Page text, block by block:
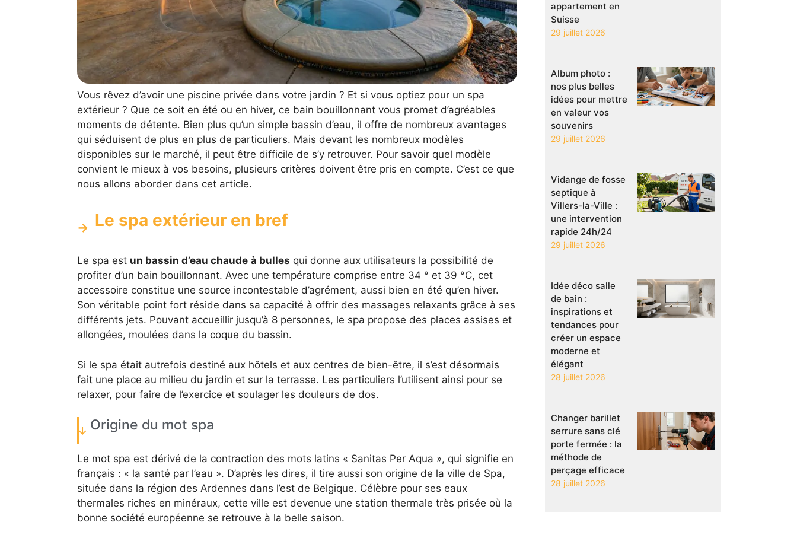
Vous rêvez d’avoir une piscine privée dans votre jardin ? Et si vous optiez pour un spa
extérieur ? Que ce soit en été ou en hiver, ce bain bouillonnant vous promet d’agréables
moments de détente. Bien plus qu’un simple bassin d’eau, il offre de nombreux avantages
qui séduisent de plus en plus de particuliers. Mais devant les nombreux modèles
disponibles sur le marché, il peut être difficile de s’y retrouver. Pour savoir quel modèle
convient le mieux à vos besoins, plusieurs critères doivent être pris en compte. C’est ce que
nous allons aborder dans cet article.
Le spa extérieur en bref
Le spa est un bassin d’eau chaude à bulles qui donne aux utilisateurs la possibilité de
profiter d’un bain bouillonnant. Avec une température comprise entre 34 ° et 39 °C, cet
accessoire constitue une source incontestable d’agrément, aussi bien en été qu’en hiver.
Son véritable point fort réside dans sa capacité à offrir des massages relaxants grâce à ses
différents jets. Pouvant accueillir jusqu’à 8 personnes, le spa propose des places assises et
allongées, moulées dans la coque du bassin.
Si le spa était autrefois destiné aux hôtels et aux centres de bien-être, il s’est désormais
fait une place au milieu du jardin et sur la terrasse. Les particuliers l’utilisent ainsi pour se
relaxer, pour faire de l’exercice et soulager les douleurs de dos.
Origine du mot spa
Le mot spa est dérivé de la contraction des mots latins « Sanitas Per Aqua », qui signifie en
français : « la santé par l’eau ». D’après les dires, il tire aussi son origine de la ville de Spa,
située dans la région des Ardennes dans l’est de Belgique. Célèbre pour ses eaux
thermales riches en minéraux, cette ville est devenue une station thermale très prisée où la
bonne société européenne se retrouve à la belle saison.
appartement en
Suisse
29 juillet 2026
Album photo :
nos plus belles
idées pour mettre
en valeur vos
souvenirs
29 juillet 2026
Vidange de fosse
septique à
Villers-la-Ville :
une intervention
rapide 24h/24
29 juillet 2026
Idée déco salle
de bain :
inspirations et
tendances pour
créer un espace
moderne et
élégant
28 juillet 2026
Changer barillet
serrure sans clé
porte fermée : la
méthode de
perçage efficace
28 juillet 2026